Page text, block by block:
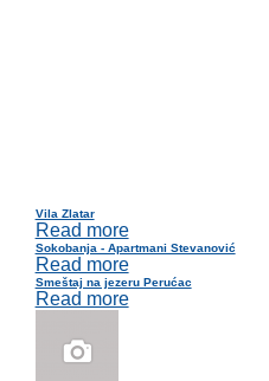
Vila Zlatar
Read more
Sokobanja - Apartmani Stevanović
Read more
Smeštaj na jezeru Perućac
Read more